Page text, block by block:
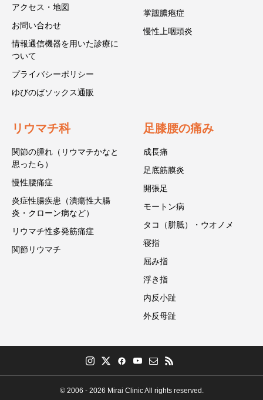
アクセス・地図
お問い合わせ
情報通信機器を用いた診療に
ついて
プライバシーポリシー
ゆびのばソックス通販
掌蹠膿疱症
慢性上咽頭炎
リウマチ科
関節の腫れ（リウマチかなと
思ったら）
慢性腰痛症
炎症性腸疾患（潰瘍性大腸
炎・クローン病など）
リウマチ性多発筋痛症
関節リウマチ
足膝腰の痛み
成長痛
足底筋膜炎
開張足
モートン病
タコ（胼胝）・ウオノメ
寝指
屈み指
浮き指
内反小趾
外反母趾
© 2006 - 2026 Mirai Clinic All rights reserved.